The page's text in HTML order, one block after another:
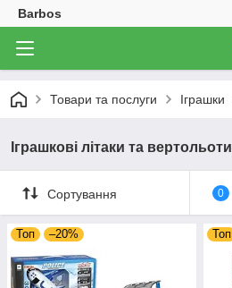
Barbos
Товари та послуги Іграшки
Іграшкові літаки та вертольоти
Сортування 0
Топ –20% Топ